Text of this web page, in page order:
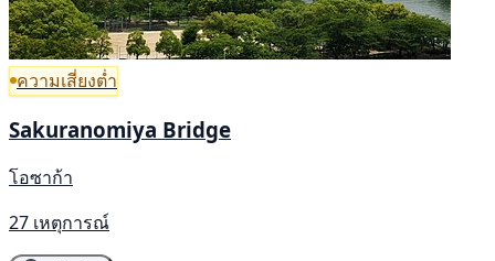
ความเสี่ยงต่ำ
Sakuranomiya Bridge
โอซาก้า
27 เหตุการณ์